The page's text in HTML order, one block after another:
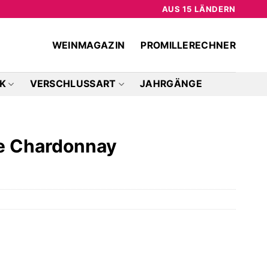
AUS 15 LÄNDERN
WEINMAGAZIN PROMILLERECHNER
VERSCHLUSSART JAHRGÄNGE
Chardonnay